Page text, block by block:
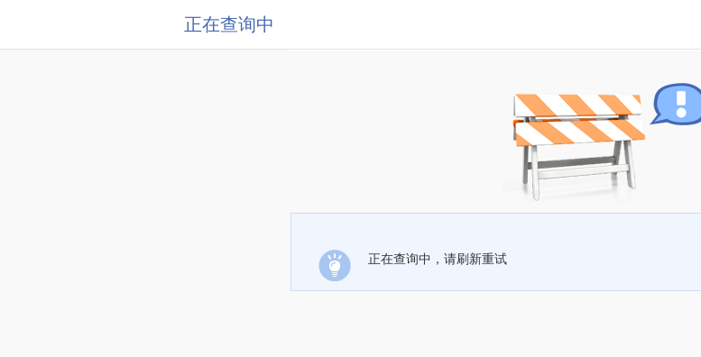
正在查询中
正在查询中，请刷新重试